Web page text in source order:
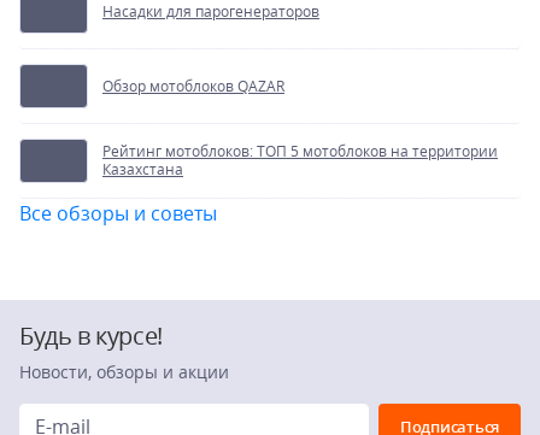
Насадки для парогенераторов
Обзор мотоблоков QAZAR
Рейтинг мотоблоков: ТОП 5 мотоблоков на территории
Казахстана
Все обзоры и советы
Будь в курсе!
Новости, обзоры и акции